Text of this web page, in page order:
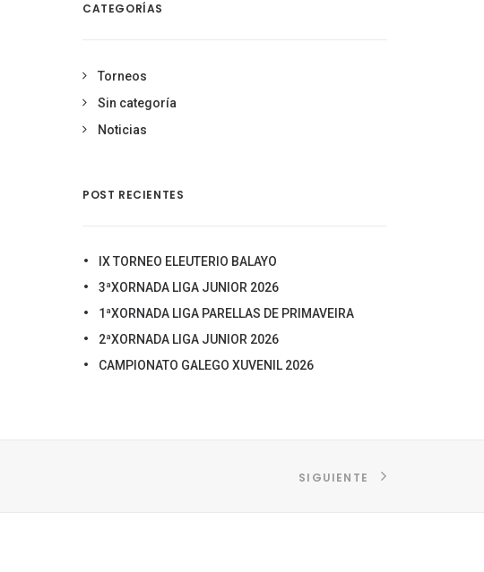
CATEGORÍAS
Torneos
Sin categoría
Noticias
POST RECIENTES
IX TORNEO ELEUTERIO BALAYO
3ªXORNADA LIGA JUNIOR 2026
1ªXORNADA LIGA PARELLAS DE PRIMAVEIRA
2ªXORNADA LIGA JUNIOR 2026
CAMPIONATO GALEGO XUVENIL 2026
SIGUIENTE